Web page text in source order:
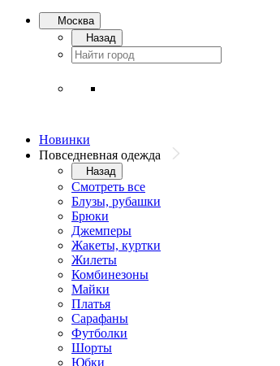
Москва
Назад
Новинки
Повседневная одежда
Назад
Смотреть все
Блузы, рубашки
Брюки
Джемперы
Жакеты, куртки
Жилеты
Комбинезоны
Майки
Платья
Сарафаны
Футболки
Шорты
Юбки